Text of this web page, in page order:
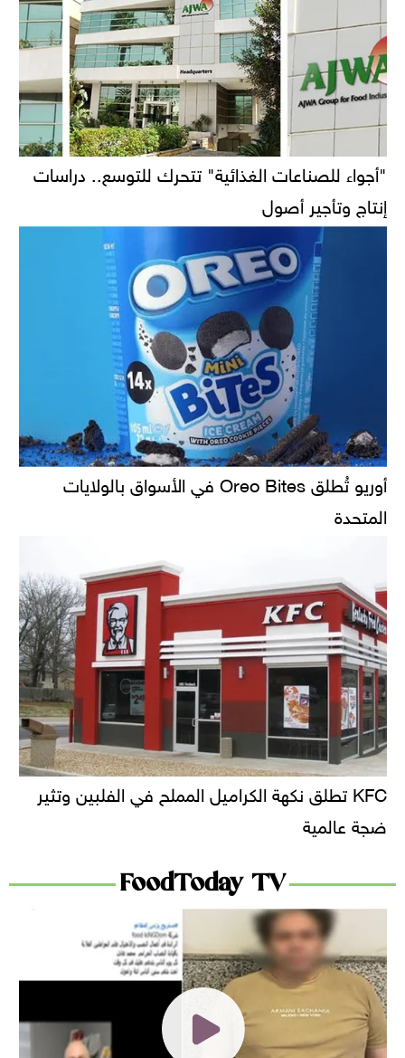
"أجواء للصناعات الغذائية" تتحرك للتوسع.. دراسات
إنتاج وتأجير أصول
أوريو تُطلق Oreo Bites في الأسواق بالولايات
المتحدة
KFC تطلق نكهة الكراميل المملح في الفلبين وتثير
ضجة عالمية
FoodToday TV